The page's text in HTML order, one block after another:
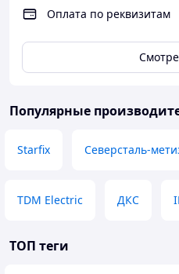
Оплата по реквизитам
Популярные
Starfix Северсталь-
TDM Electric ДКС
ТОП теги